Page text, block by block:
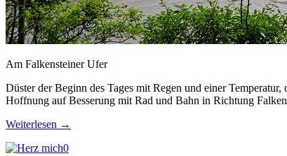
Am Falkensteiner Ufer
Düster der Beginn des Tages mit Regen und einer
Hoffnung auf Besserung mit Rad und Bahn in Richtung
Weiterlesen →
0